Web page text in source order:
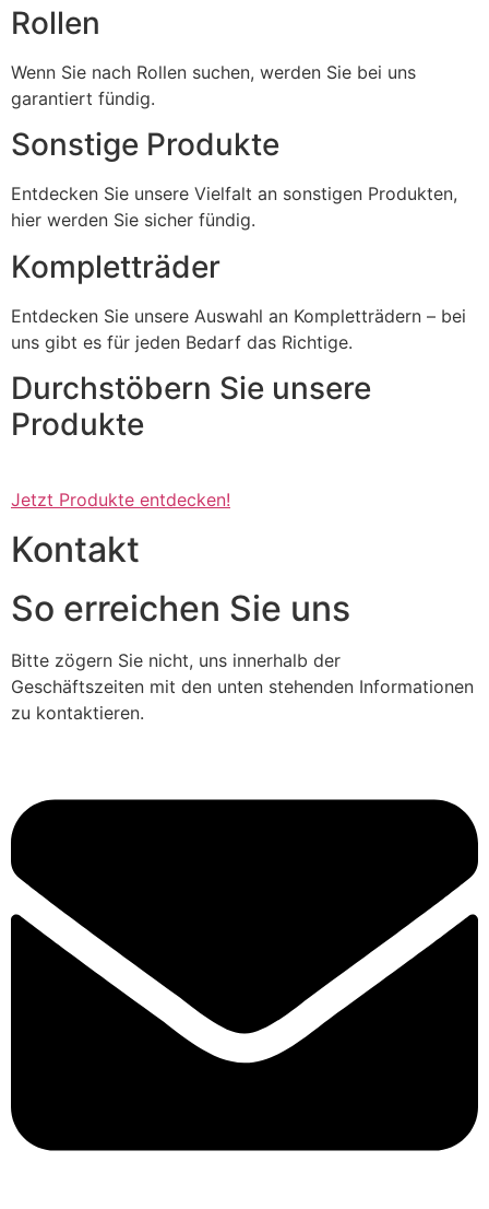
Rollen
Wenn Sie nach Rollen suchen, werden Sie bei uns
garantiert fündig.
Sonstige Produkte
Entdecken Sie unsere Vielfalt an sonstigen Produkten,
hier werden Sie sicher fündig.
Kompletträder
Entdecken Sie unsere Auswahl an Kompletträdern – bei
uns gibt es für jeden Bedarf das Richtige.
Durchstöbern Sie unsere
Produkte
Jetzt Produkte entdecken!
Kontakt
So erreichen Sie uns
Bitte zögern Sie nicht, uns innerhalb der
Geschäftszeiten mit den unten stehenden Informationen
zu kontaktieren.